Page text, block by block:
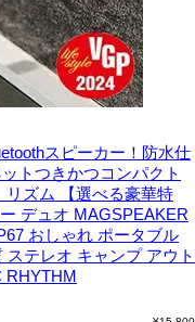
スピーカー！防水仕
トつきかつコンパクト
リズム 【選べる豪華特
デュオ MAGSPEAKER
おしゃれ ポータブル
テレオ キャンプ アウト
RHYTHM